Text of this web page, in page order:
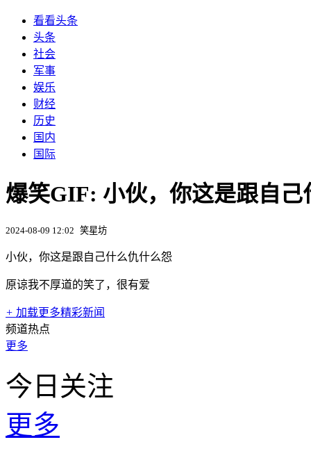
看看头条
头条
社会
军事
娱乐
财经
历史
国内
国际
爆笑GIF: 小伙，你这是跟自己
2024-08-09 12:02 笑星坊
小伙，你这是跟自己什么仇什么怨
原谅我不厚道的笑了，很有爱
+ 加载更多精彩新闻
频道热点
更多
今日关注
更多